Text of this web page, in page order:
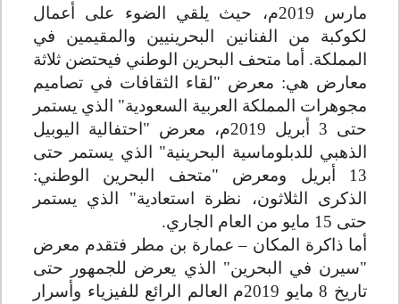
مارس 2019م، حيث يلقي الضوء على أعمال
لكوكبة من الفنانين البحرينيين والمقيمين في
المملكة. أما متحف البحرين الوطني فيحتضن ثلاثة
معارض هي: معرض "لقاء الثقافات في تصاميم
مجوهرات المملكة العربية السعودية" الذي يستمر
حتى 3 أبريل 2019م، معرض "احتفالية اليوبيل
الذهبي للدبلوماسية البحرينية" الذي يستمر حتى
13 أبريل ومعرض "متحف البحرين الوطني:
الذكرى الثلاثون، نظرة استعادية" الذي يستمر
حتى 15 مايو من العام الجاري
.
أما ذاكرة المكان – عمارة بن مطر فتقدم معرض
"سيرن في البحرين" الذي يعرض للجمهور حتى
تاريخ 8 مايو 2019م العالم الرائع للفيزياء وأسرار